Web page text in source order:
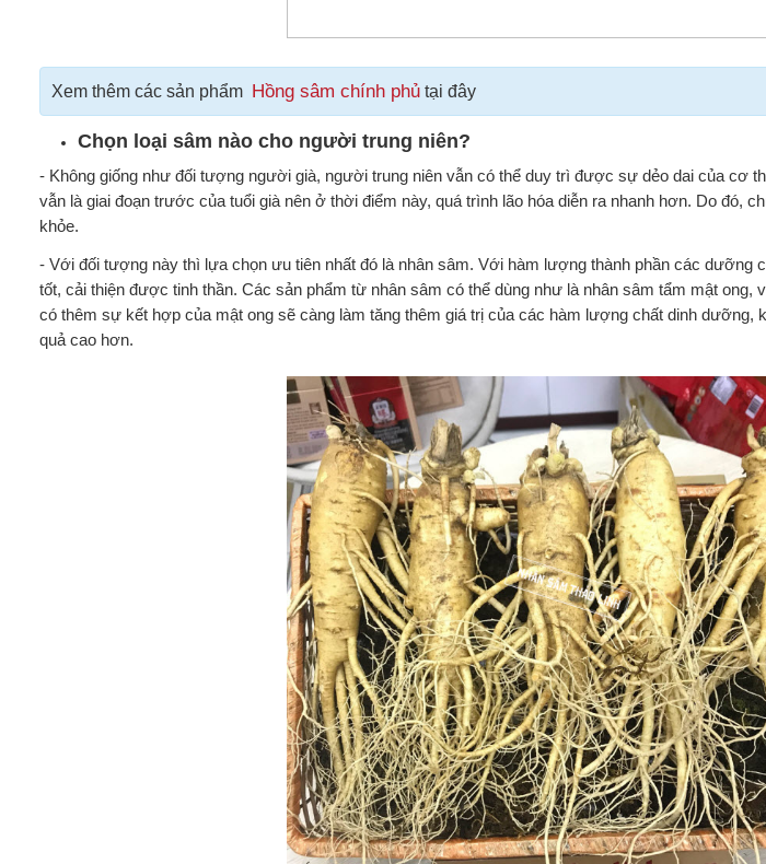
Xem thêm các sản phẩm Hồng sâm chính phủtại đây
Chọn loại sâm nào cho người trung niên?
- Không giống như đối tượng người già, người trung niên vẫn có thể duy trì được sự dẻo dai của cơ
vẫn là giai đoạn trước của tuổi già nên ở thời điểm này, quá trình lão hóa diễn ra nhanh hơn. Do đó,
khỏe.
- Với đối tượng này thì lựa chọn ưu tiên nhất đó là nhân sâm. Với hàm lượng thành phần các dưỡng
tốt, cải thiện được tinh thần. Các sản phẩm từ nhân sâm có thể dùng như là nhân sâm tẩm mật ong,
có thêm sự kết hợp của mật ong sẽ càng làm tăng thêm giá trị của các hàm lượng chất dinh dưỡng,
quả cao hơn.